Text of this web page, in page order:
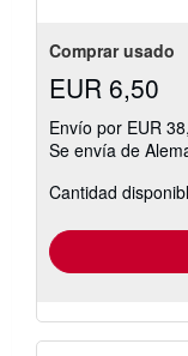
Comprar usado
EUR 6,50
Envío por EUR
Se envía de
Cantidad